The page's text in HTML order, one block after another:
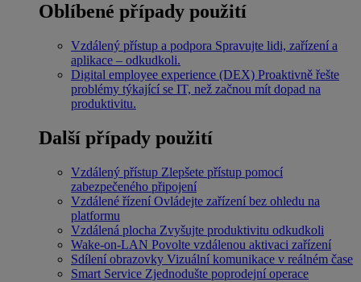
Oblíbené případy použití
Vzdálený přístup a podpora Spravujte lidi, zařízení a
aplikace – odkudkoli.
Digital employee experience (DEX) Proaktivně řešte
problémy týkající se IT, než začnou mít dopad na
produktivitu.
Další případy použití
Vzdálený přístup Zlepšete přístup pomocí
zabezpečeného připojení
Vzdálené řízení Ovládejte zařízení bez ohledu na
platformu
Vzdálená plocha Zvyšujte produktivitu odkudkoli
Wake-on-LAN Povolte vzdálenou aktivaci zařízení
Sdílení obrazovky Vizuální komunikace v reálném čase
Smart Service Zjednodušte poprodejní operace